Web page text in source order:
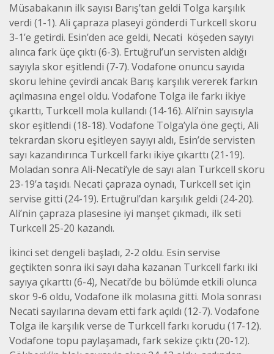
Müsabakanın ilk sayısı Barış’tan geldi Tolga karşılık
verdi (1-1). Ali çapraza plaseyi gönderdi Turkcell skoru
3-1’e getirdi. Esin’den ace geldi, Necati köşeden sayıyı
alınca fark üçe çıktı (6-3). Ertuğrul’un servisten aldığı
sayıyla skor eşitlendi (7-7). Vodafone onuncu sayıda
skoru lehine çevirdi ancak Barış karşılık vererek farkın
açılmasına engel oldu. Vodafone Tolga ile farkı ikiye
çıkarttı, Turkcell mola kullandı (14-16). Ali’nin sayısıyla
skor eşitlendi (18-18). Vodafone Tolga’yla öne geçti, Ali
tekrardan skoru eşitleyen sayıyı aldı, Esin’de servisten
sayı kazandırınca Turkcell farkı ikiye çıkarttı (21-19).
Moladan sonra Ali-Necati’yle de sayı alan Turkcell skoru
23-19’a taşıdı. Necati çapraza oynadı, Turkcell set için
servise gitti (24-19). Ertuğrul’dan karşılık geldi (24-20).
Ali’nin çapraza plasesine iyi manşet çıkmadı, ilk seti
Turkcell 25-20 kazandı.
İkinci set dengeli başladı, 2-2 oldu. Esin servise
geçtikten sonra iki sayı daha kazanan Turkcell farkı iki
sayıya çıkarttı (6-4), Necati’de bu bölümde etkili olunca
skor 9-6 oldu, Vodafone ilk molasına gitti. Mola sonrası
Necati sayılarına devam etti fark açıldı (12-7). Vodafone
Tolga ile karşılık verse de Turkcell farkı korudu (17-12).
Vodafone topu paylaşamadı, fark sekize çıktı (20-12).